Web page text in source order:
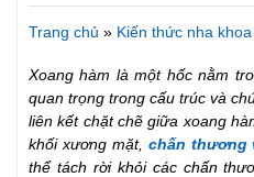
Trang chủ » Kiến thức nha khoa
Xoang hàm là một hốc nằm
quan trọng trong cấu trúc và
liên kết chặt chẽ giữa xoang
khối xương mặt, chấn thương
thể tách rời khỏi các chấn